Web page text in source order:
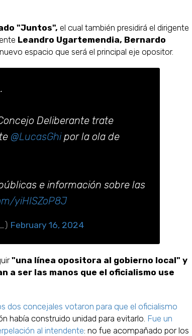
"Juntos", el cual también presidirá el dirigente
Leandro Ugartemendia, Bernardo
espacio que será el principal eje opositor.
Deliberante trate
@LucasGhipor la ola de
e información sobre las
yiHISZoP8J
February 16, 2024
"una línea opositora al gobierno local" y
a ser las manos que el oficialismo use
dos concejales votaron para que el oficialismo
había construido unidad para evitarlo. Fue un
al intendente: no fue acompañado por los